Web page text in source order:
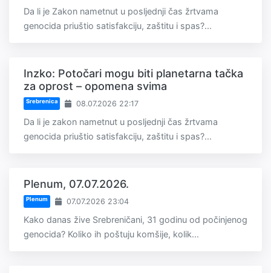
Da li je Zakon nametnut u posljednji čas žrtvama
genocida priuštio satisfakciju, zaštitu i spas?...
Inzko: Potočari mogu biti planetarna tačka
za oprost – opomena svima
Srebrenica 08.07.2026 22:17
Da li je zakon nametnut u posljednji čas žrtvama
genocida priuštio satisfakciju, zaštitu i spas?...
Plenum, 07.07.2026.
Plenum 07.07.2026 23:04
Kako danas žive Srebreničani, 31 godinu od počinjenog
genocida? Koliko ih poštuju komšije, kolik...